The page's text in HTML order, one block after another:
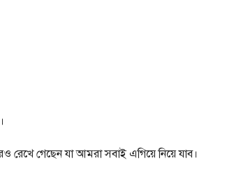
রেখে গেছেন যা আমরা সবাই এগিয়ে নিয়ে যাব।